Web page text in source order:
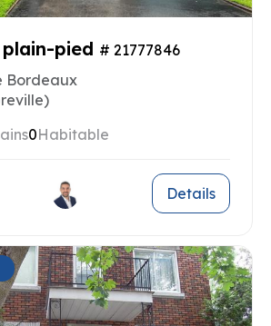
pied # 21777846
Bordeaux
0Habitable
Details